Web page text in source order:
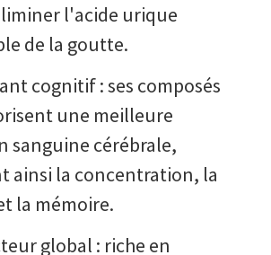
l'acide urique
de la goutte.
cognitif : ses composés
une meilleure
sanguine cérébrale,
ainsi la concentration, la
la mémoire.
global : riche en